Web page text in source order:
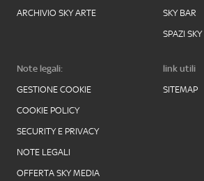
ARCHIVIO SKY ARTE
SKY BAR
SPAZI SKY
Note legali:
GESTIONE COOKIE
COOKIE POLICY
SECURITY E PRIVACY
NOTE LEGALI
OFFERTA SKY MEDIA
link utili
SITEMAP